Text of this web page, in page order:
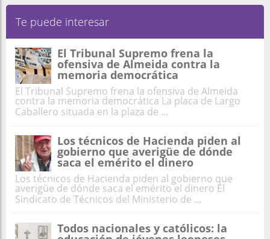
Te puede interesar
El Tribunal Supremo frena la
ofensiva de Almeida contra la
memoria democrática
El Tribunal Supremo frena la ofensiva de Almeida
contra la memoria democrática La placa de Largo
Caballero situada en la plaza de ...
Los técnicos de Hacienda piden al
gobierno que averigüe de dónde
saca el emérito el dinero
Los técnicos de Hacienda piden al gobierno que
averigüe de dónde saca el emérito el dinero El
Sindicato de Técnicos del Ministerio de ...
Todos nacionales y católicos: la